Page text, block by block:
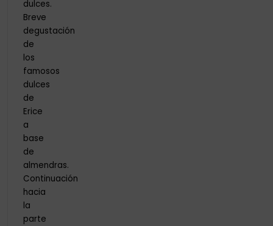
dulces.
Breve
degustación
de
los
famosos
dulces
de
Erice
a
base
de
almendras.
Continuación
hacia
la
parte